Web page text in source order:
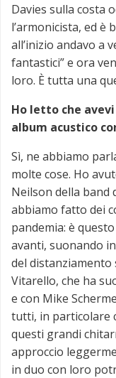
Davies sulla costa
l’armonicista, ed è
all’inizio andavo a
fantastici” e ora
loro. È tutta una
Ho letto che
album acustico
Sì, ne abbiamo
molte cose. Ho
Neilson della band
abbiamo fatto dei
pandemia: è
avanti, suonando
del distanziamento
Vitarello, che ha
e con Mike
tutti, in particolare
questi grandi
approccio
in duo con loro